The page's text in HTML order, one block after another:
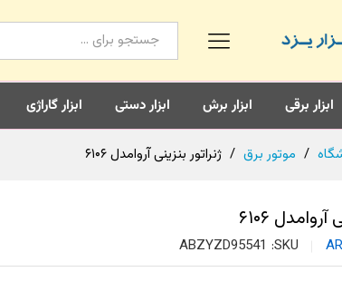
همه محصولات
ابزار برقی ابزار برش ابزار دستی ابزار گاراژی
/ موتور برق / ژنراتور بنزینی آروامدل ۶۱۰۶
۶۱۰۶
SKU:
ABZYZD95541